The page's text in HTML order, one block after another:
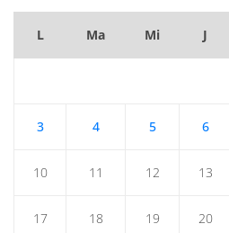
L Ma Mi J
3 4 5 6
10 11 12 13
17 18 19 20